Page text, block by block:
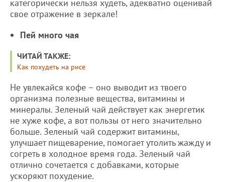
категорически нельзя худеть, адекватно оценивай
свое отражение в зеркале!
Пей много чая
ЧИТАЙ ТАКЖЕ:
Как похудеть на рисе
Не увлекайся кофе – оно выводит из твоего
организма полезные вещества, витамины и
минералы. Зеленый чай действует как энергетик
не хуже кофе, а вот пользы от него значительно
больше. Зеленый чай содержит витамины,
улучшает пищеварение, помогает утолить жажду и
согреть в холодное время года. Зеленый чай
отлично сочетается с добавками, которые
ускоряют похудение.